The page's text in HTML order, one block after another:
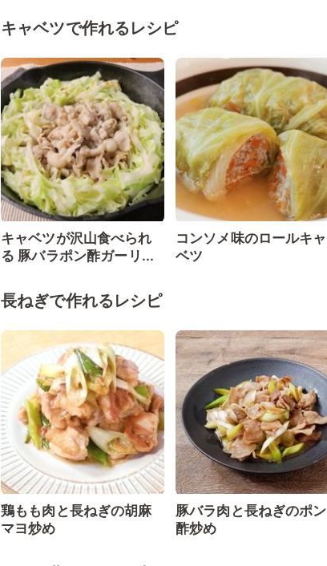
キャベツで作れるレシピ
キャベツが沢山食べられ
る 豚バラポン酢ガーリ...
コンソメ味のロールキャ
ベツ
長ねぎで作れるレシピ
鶏もも肉と長ねぎの胡麻
マヨ炒め
豚バラ肉と長ねぎのポン
酢炒め